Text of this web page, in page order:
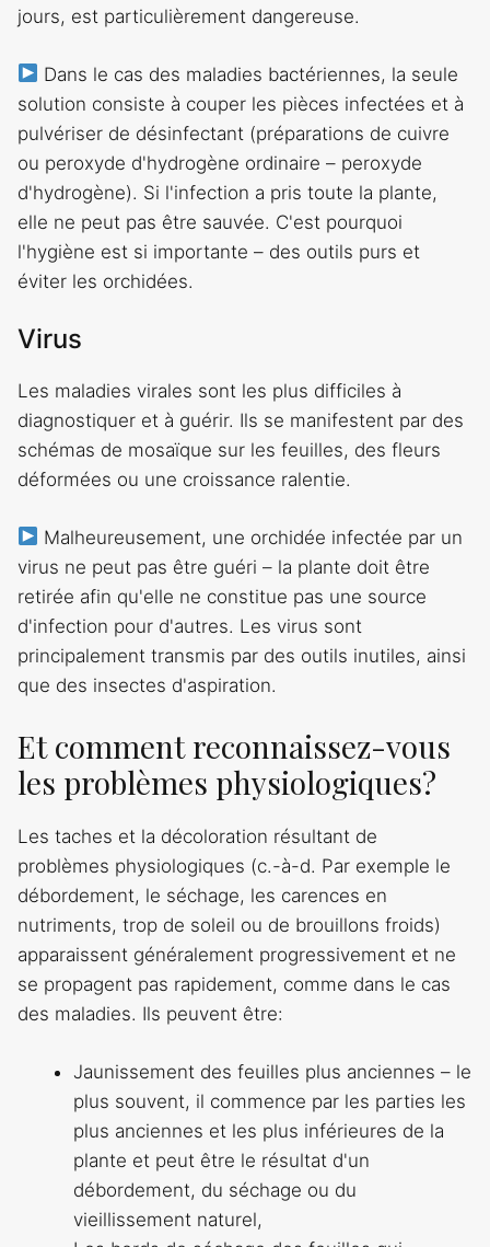
jours, est particulièrement dangereuse.
Dans le cas des maladies bactériennes, la seule
solution consiste à couper les pièces infectées et à
pulvériser de désinfectant (préparations de cuivre
ou peroxyde d'hydrogène ordinaire – peroxyde
d'hydrogène). Si l'infection a pris toute la plante,
elle ne peut pas être sauvée. C'est pourquoi
l'hygiène est si importante – des outils purs et
éviter les orchidées.
Virus
Les maladies virales sont les plus difficiles à
diagnostiquer et à guérir. Ils se manifestent par des
schémas de mosaïque sur les feuilles, des fleurs
déformées ou une croissance ralentie.
Malheureusement, une orchidée infectée par un
virus ne peut pas être guéri – la plante doit être
retirée afin qu'elle ne constitue pas une source
d'infection pour d'autres. Les virus sont
principalement transmis par des outils inutiles, ainsi
que des insectes d'aspiration.
Et comment reconnaissez-vous
les problèmes physiologiques?
Les taches et la décoloration résultant de
problèmes physiologiques (c.-à-d. Par exemple le
débordement, le séchage, les carences en
nutriments, trop de soleil ou de brouillons froids)
apparaissent généralement progressivement et ne
se propagent pas rapidement, comme dans le cas
des maladies. Ils peuvent être:
Jaunissement des feuilles plus anciennes – le
plus souvent, il commence par les parties les
plus anciennes et les plus inférieures de la
plante et peut être le résultat d'un
débordement, du séchage ou du
vieillissement naturel,